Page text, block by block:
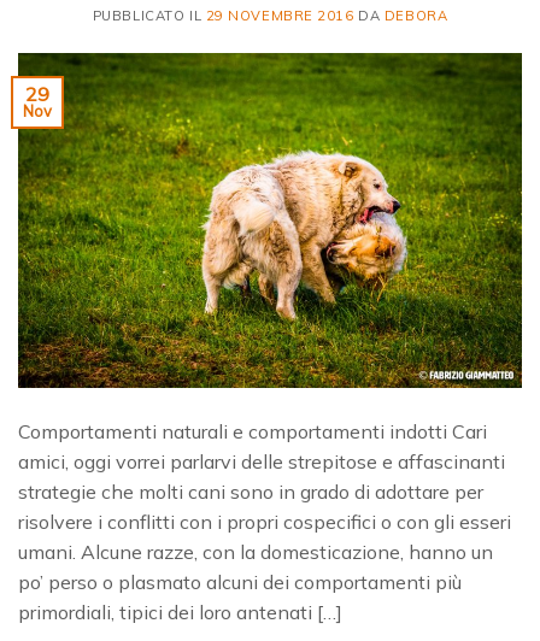
PUBBLICATO IL 29 NOVEMBRE 2016 DA DEBORA
29
Nov
Comportamenti naturali e comportamenti indotti Cari
amici, oggi vorrei parlarvi delle strepitose e affascinanti
strategie che molti cani sono in grado di adottare per
risolvere i conflitti con i propri cospecifici o con gli esseri
umani. Alcune razze, con la domesticazione, hanno un
po’ perso o plasmato alcuni dei comportamenti più
primordiali, tipici dei loro antenati […]